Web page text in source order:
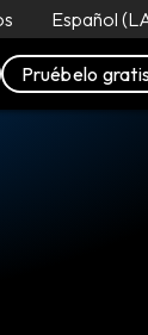
Español
Pruébelo